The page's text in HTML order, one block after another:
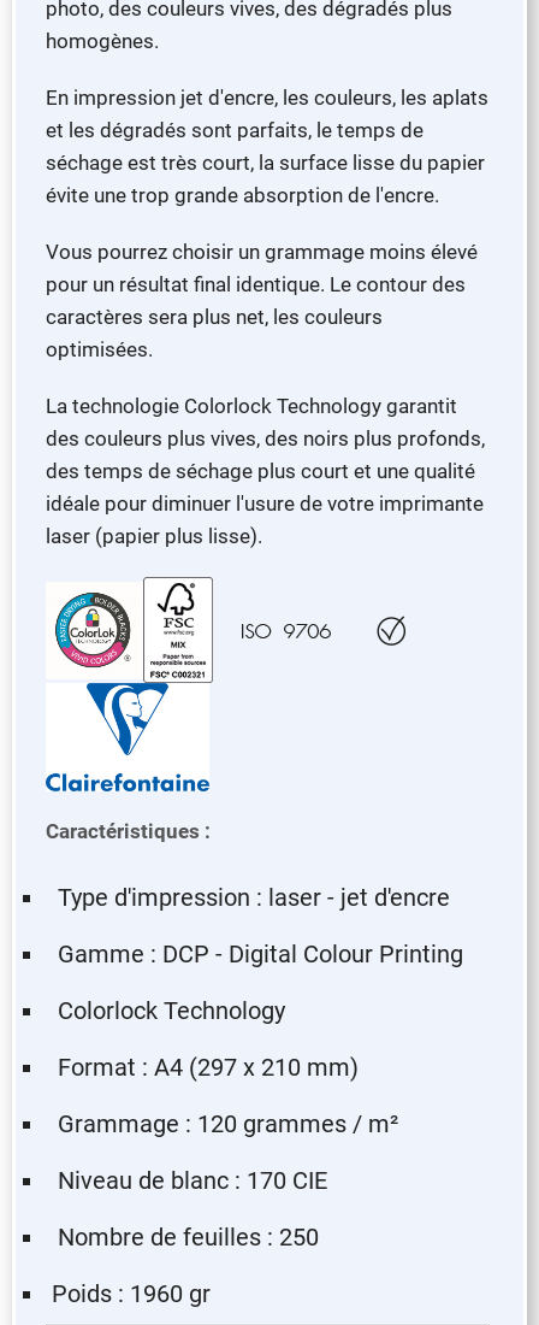
photo, des couleurs vives, des dégradés plus
homogènes.
En impression jet d'encre, les couleurs, les aplats
et les dégradés sont parfaits, le temps de
séchage est très court, la surface lisse du papier
évite une trop grande absorption de l'encre.
Vous pourrez choisir un grammage moins élevé
pour un résultat final identique. Le contour des
caractères sera plus net, les couleurs
optimisées.
La technologie Colorlock Technology garantit
des couleurs plus vives, des noirs plus profonds,
des temps de séchage plus court et une qualité
idéale pour diminuer l'usure de votre imprimante
laser (papier plus lisse).
Caractéristiques :
Type d'impression : laser - jet d'encre
Gamme : DCP - Digital Colour Printing
Colorlock Technology
Format : A4 (297 x 210 mm)
Grammage : 120 grammes / m²
Niveau de blanc : 170 CIE
Nombre de feuilles : 250
Poids : 1960 gr